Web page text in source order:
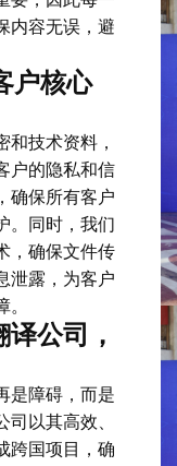
内容无误，避
户核心
和技术资料，
户的隐私和信
确保所有客户
。同时，我们
，确保文件传
泄露，为客户
公司，
是障碍，而是
以其高效、
跨国项目，确